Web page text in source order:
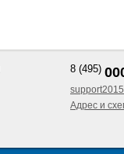
8 (495)
Адрес и